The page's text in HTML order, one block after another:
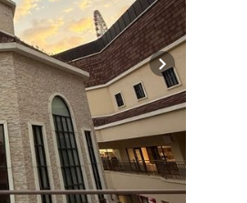
Next slide